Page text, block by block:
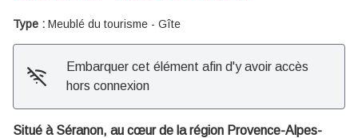
Type : Meublé du tourisme - Gîte
Embarquer cet élément afin d'y avoir accès
hors connexion
Situé à Séranon, au cœur de la région Provence-Alpes-